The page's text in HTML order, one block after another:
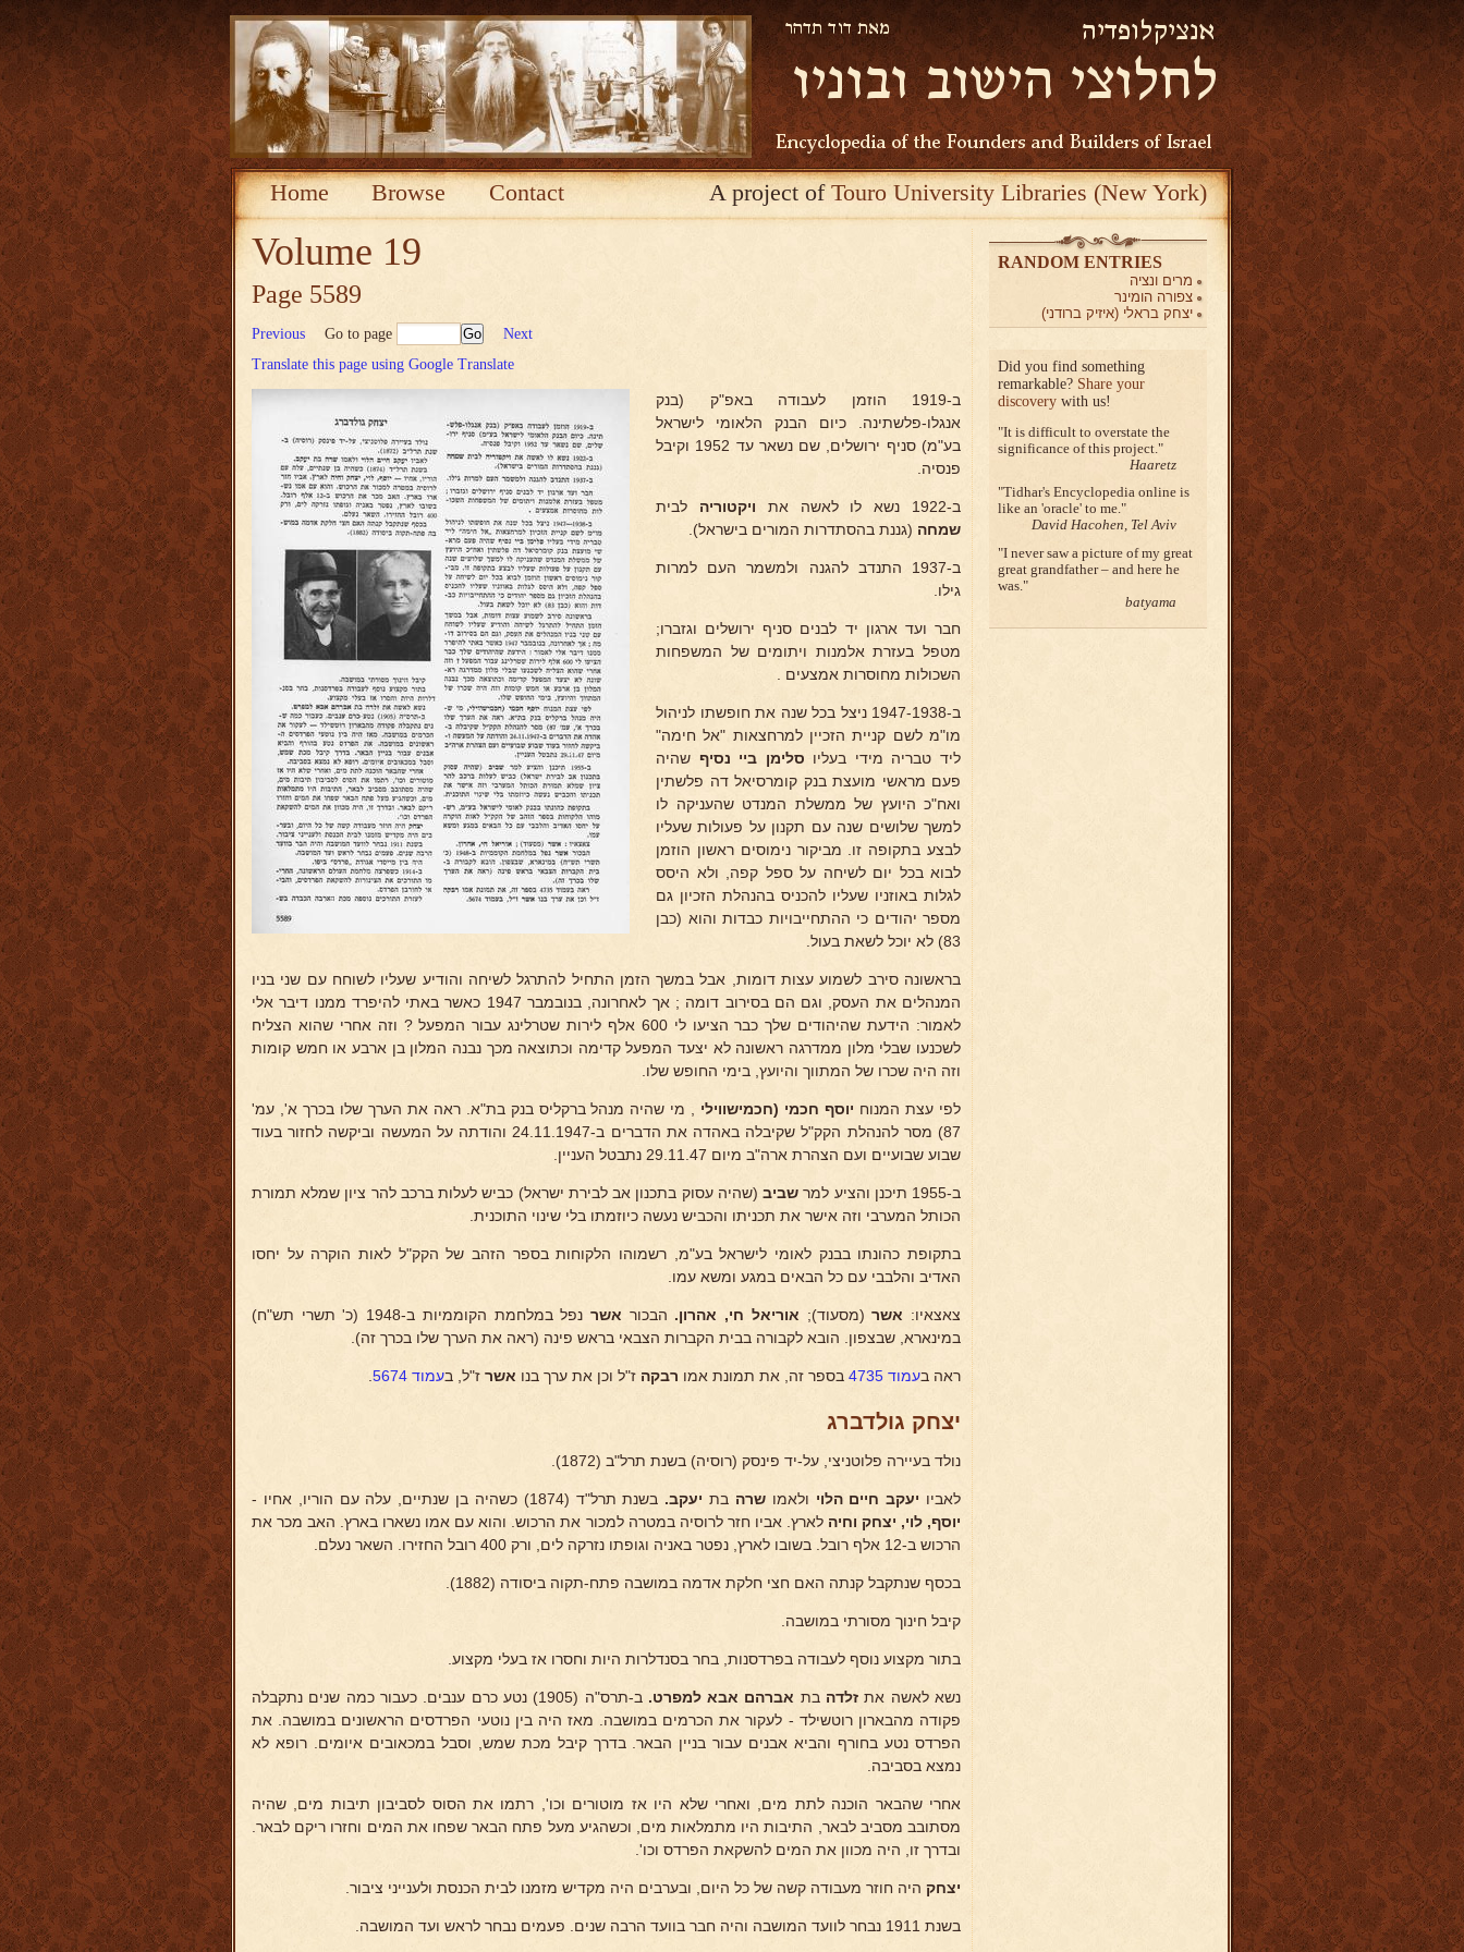
Home Browse Contact A project ofTouro University Libraries (New York)
Volume 19
Page 5589
Previous Go to page
Next
Translate this page using Google Translate
ב-1919 הוזמן לעבודה באפ"ק (בנק
אנגלו-פלשתינה. כיום הבנק הלאומי לישראל
בע"מ) סניף ירושלים, שם נשאר עד 1952 וקיבל
פנסיה.
ב-1922 נשא לו לאשה את ויקטוריה לבית
שמחה (גננת בהסתדרות המורים בישראל).
ב-1937 התנדב להגנה ולמשמר העם למרות
גילו.
חבר ועד ארגון יד לבנים סניף ירושלים וגזברו;
מטפל בעזרת אלמנות ויתומים של המשפחות
השכולות מחוסרות אמצעים .
ב-1947-1938 ניצל בכל שנה את חופשתו לניהול
מו"מ לשם קניית הזכיין למרחצאות "אל חימה"
ליד טבריה מידי בעליו סלימן ביי נסיף שהיה
פעם מראשי מועצת בנק קומרסיאל דה פלשתין
ואח"כ היועץ של ממשלת המנדט שהעניקה לו
למשך שלושים שנה עם תקנון על פעולות שעליו
לבצע בתקופה זו. מביקור נימוסים ראשון הוזמן
לבוא בכל יום לשיחה על ספל קפה, ולא היסס
לגלות באוזניו שעליו להכניס בהנהלת הזכיון גם
מספר יהודים כי ההתחייבויות כבדות והוא (כבן
83) לא יוכל לשאת בעול.
בראשונה סירב לשמוע עצות דומות, אבל במשך הזמן התחיל להתרגל לשיחה והודיע שעליו לשוחח עם שני בניו
המנהלים את העסק, וגם הם בסירוב דומה ; אך לאחרונה, בנובמבר 1947 כאשר באתי להיפרד ממנו דיבר אלי
לאמור: הידעת שהיהודים שלך כבר הציעו לי 600 אלף לירות שטרלינג עבור המפעל ? וזה אחרי שהוא הצליח
לשכנעו שבלי מלון ממדרגה ראשונה לא יצעד המפעל קדימה וכתוצאה מכך נבנה המלון בן ארבע או חמש קומות
וזה היה שכרו של המתווך והיועץ, בימי החופש שלו.
לפי עצת המנוח יוסף חכמי (חכמישווילי , מי שהיה מנהל ברקליס בנק בת"א. ראה את הערך שלו בכרך א', עמ'
87) מסר להנהלת הקק"ל שקיבלה באהדה את הדברים ב-24.11.1947 והודתה על המעשה וביקשה לחזור בעוד
שבוע שבועיים ועם הצהרת ארה"ב מיום 29.11.47 נתבטל העניין.
ב-1955 תיכנן והציע למר שביב (שהיה עסוק בתכנון אב לבירת ישראל) כביש לעלות ברכב להר ציון שמלא תמורת
הכותל המערבי וזה אישר את תכניתו והכביש נעשה כיוזמתו בלי שינוי התוכנית.
בתקופת כהונתו בבנק לאומי לישראל בע"מ, רשמוהו הלקוחות בספר הזהב של הקק"ל לאות הוקרה על יחסו
האדיב והלבבי עם כל הבאים במגע ומשא עמו.
צאצאיו: אשר (מסעוד); אוריאל חי, אהרון. הבכור אשר
נפל במלחמת הקוממיות ב-1948 (כ' תשרי תש"ח)
במינארא, שבצפון. הובא לקבורה בבית הקברות הצבאי בראש פינה (ראה את הערך שלו בכרך זה).
ראה בעמוד 4735 בספר זה, את תמונת אמו רבקה ז"ל וכן את ערך בנו אשר ז"ל, בעמוד 5674
יצחק גולדברג
נולד בעיירה פלוטניצי, על-יד פינסק (רוסיה) בשנת תרל"ב (1872).
לאביו יעקב חיים הלוי ולאמו שרה בתיעקב. בשנת תרל"ד (1874) כשהיה בן שנתיים, עלה עם הוריו, אחיו -
יוסף, לוי, יצחק וחיה לארץ. אביו חזר לרוסיה במטרה למכור את הרכוש. והוא עם אמו נשארו בארץ. האב מכר את
הרכוש ב-12 אלף רובל. בשובו לארץ, נפטר באניה וגופתו נזרקה לים, ורק 400 רובל החזירו. השאר נעלם.
בכסף שנתקבל קנתה האם חצי חלקת אדמה במושבה פתח-תקוה ביסודה (1882).
קיבל חינוך מסורתי במושבה.
בתור מקצוע נוסף לעבודה בפרדסנות, בחר בסנדלרות היות וחסרו אז בעלי מקצוע.
נשא לאשה את זלדה בת אברהם אבא למפרט.
ב-תרס"ה (1905) נטע כרם ענבים. כעבור כמה שנים נתקבלה
פקודה מהבארון רוטשילד - לעקור את הכרמים במושבה. מאז היה בין נוטעי הפרדסים הראשונים במושבה. את
הפרדס נטע בחורף והביא אבנים עבור בניין הבאר. בדרך קיבל מכת שמש, וסבל במכאובים איומים. רופא לא
נמצא בסביבה.
אחרי שהבאר הוכנה לתת מים, ואחרי שלא היו אז מוטורים וכו', רתמו את הסוס לסביבון תיבות מים, שהיה
מסתובב מסביב לבאר, התיבות היו מתמלאות מים, וכשהגיע מעל פתח הבאר שפחו את המים וחזרו ריקם לבאר.
ובדרך זו, היה מכוון את המים להשקאת הפרדס וכו'.
יצחק היה חוזר מעבודה קשה של כל היום, ובערבים היה מקדיש מזמנו לבית הכנסת ולענייני ציבור.
בשנת 1911 נבחר לוועד המושבה והיה חבר בוועד הרבה שנים. פעמים נבחר לראש ועד המושבה.
RANDOM ENTRIES
מרים ונציה
צפורה הומינר
יצחק בראלי (איזיק ברודני)
Did you find something
remarkable? Share your
discovery with us!
It is difficult to overstate the
significance of this project.
Haaretz
Tidhar's Encyclopedia online is
like an 'oracle' to me.
David Hacohen, Tel Aviv
I never saw a picture of my great
great grandfather – and here he
was.
batyama